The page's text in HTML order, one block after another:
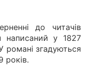
до читачів
у 1827
романі згадуються
років.